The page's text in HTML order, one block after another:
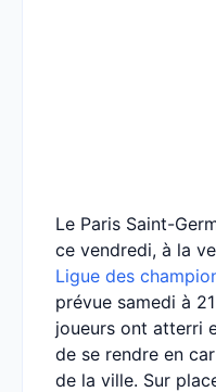
Le Paris Saint-
ce vendredi, à la
Ligue des
prévue samedi à
joueurs ont atterri
de se rendre en
de la ville. Sur